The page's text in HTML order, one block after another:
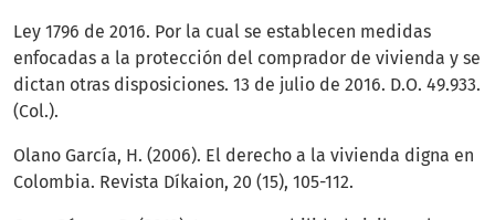
Ley 1796 de 2016. Por la cual se establecen medidas
enfocadas a la protección del comprador de vivienda y se
dictan otras disposiciones. 13 de julio de 2016. D.O. 49.933.
(Col.).
Olano García, H. (2006). El derecho a la vivienda digna en
Colombia. Revista Díkaion, 20 (15), 105-112.